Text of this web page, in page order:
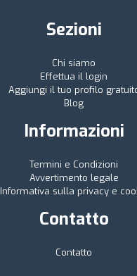
Sezioni
Chi siamo
Effettua il login
Aggiungi il tuo profilo
Blog
Informazioni
Termini e Condizioni
Avvertimento legale
Informativa sulla privacy e
Contatto
Contatto